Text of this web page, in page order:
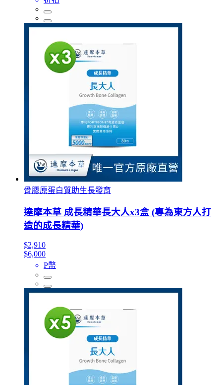
骨膠原蛋白質助生長發育
達摩本草 成長精華長大人x3盒 (專為東方人打
造的成長精華)
$2,910
$6,000
P幣